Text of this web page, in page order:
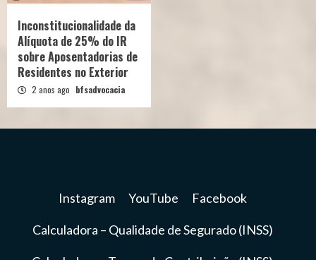
Inconstitucionalidade da
Alíquota de 25% do IR
sobre Aposentadorias de
Residentes no Exterior
2 anos ago bfsadvocacia
Instagram YouTube Facebook
Calculadora – Qualidade de Segurado (INSS)